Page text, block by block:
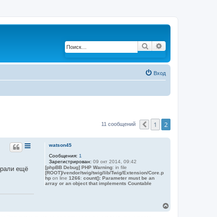
Поиск
Вход
11 сообщений Пред.
1 2
watson45
Сообщения: 1
Зарегистрирован: 09 окт 2014, 09:42
[phpBB Debug] PHP Warning: in file
[ROOT]/vendor/twig/twig/lib/Twig/Extension/Core.p
hpon line 1266: count(): Parameter must be an
array or an object that implements Countable
ещё